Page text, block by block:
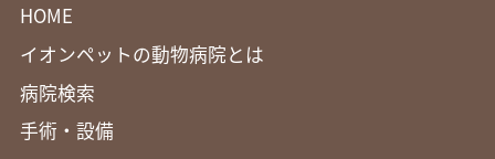
HOME
イオンペットの動物病院とは
病院検索
手術・設備